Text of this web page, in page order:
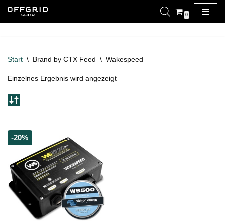
0
Start \ Brand by CTX Feed \ Wakespeed
Einzelnes Ergebnis wird angezeigt
-20%